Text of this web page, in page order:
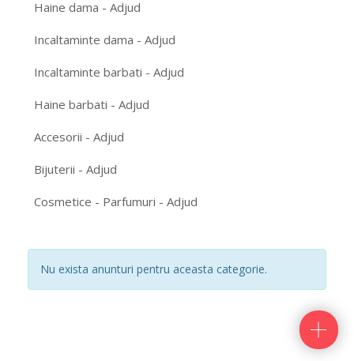
Haine dama - Adjud
Incaltaminte dama - Adjud
Incaltaminte barbati - Adjud
Haine barbati - Adjud
Accesorii - Adjud
Bijuterii - Adjud
Cosmetice - Parfumuri - Adjud
Nu exista anunturi pentru aceasta categorie.